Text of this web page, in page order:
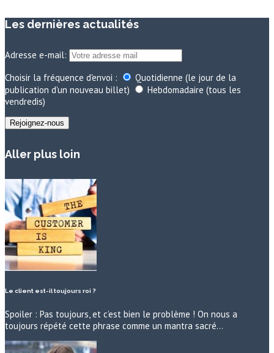
Les dernières actualités
Adresse e-mail:
Choisir la fréquence d'envoi :
Quotidienne (le jour de la
publication d'un nouveau billet)
Hebdomadaire (tous les
vendredis)
Aller plus loin
Le client est-il toujours roi ?
Spoiler : Pas toujours, et c’est bien le problème ! On nous a
toujours répété cette phrase comme un mantra sacré…